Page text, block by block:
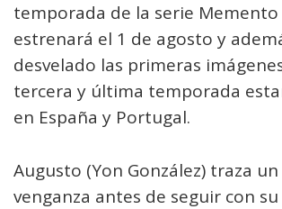
temporada de la serie Memento
estrenará el 1 de agosto y
desvelado las primeras
tercera y última temporada
en España y Portugal.
Augusto (Yon González) traza
venganza antes de seguir con